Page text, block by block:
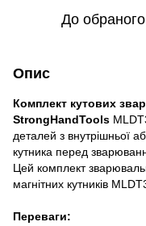
До обраного
Опис
Комплект кутових
StrongHandTools
деталей з внутрішньої
кутника перед
Цей комплект
магнітних кутників
Переваги: